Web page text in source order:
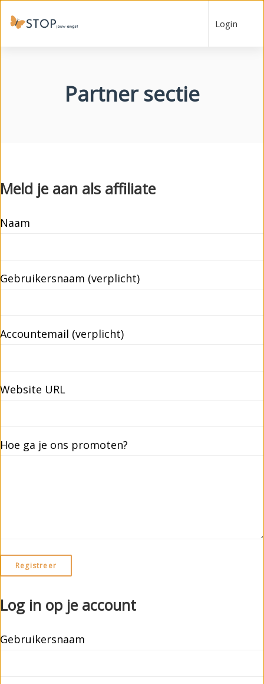
Login
Partner sectie
Meld je aan als affiliate
Naam
Gebruikersnaam (verplicht)
Accountemail (verplicht)
Website URL
Hoe ga je ons promoten?
Log in op je account
Gebruikersnaam